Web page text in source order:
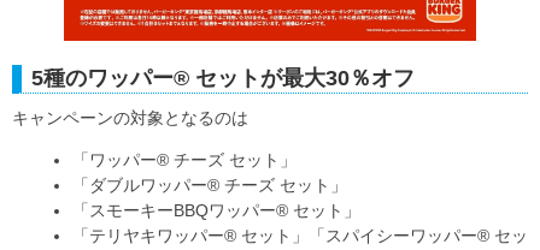
5種のワッパー® セットが最大30％オフ
キャンペーンの対象となるのは
「ワッパー® チーズ セット」
「ダブルワッパー® チーズ セット」
「スモーキーBBQワッパー® セット」
「テリヤキワッパー® セット」「スパイシーワッパー® セッ